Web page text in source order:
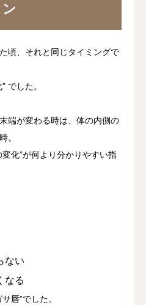
ン
頃、それと同じタイミングで
でした。
末端が変わる時は、体の内側の
。
化”が何より分かりやすい指
ない
なる
唇”でした。